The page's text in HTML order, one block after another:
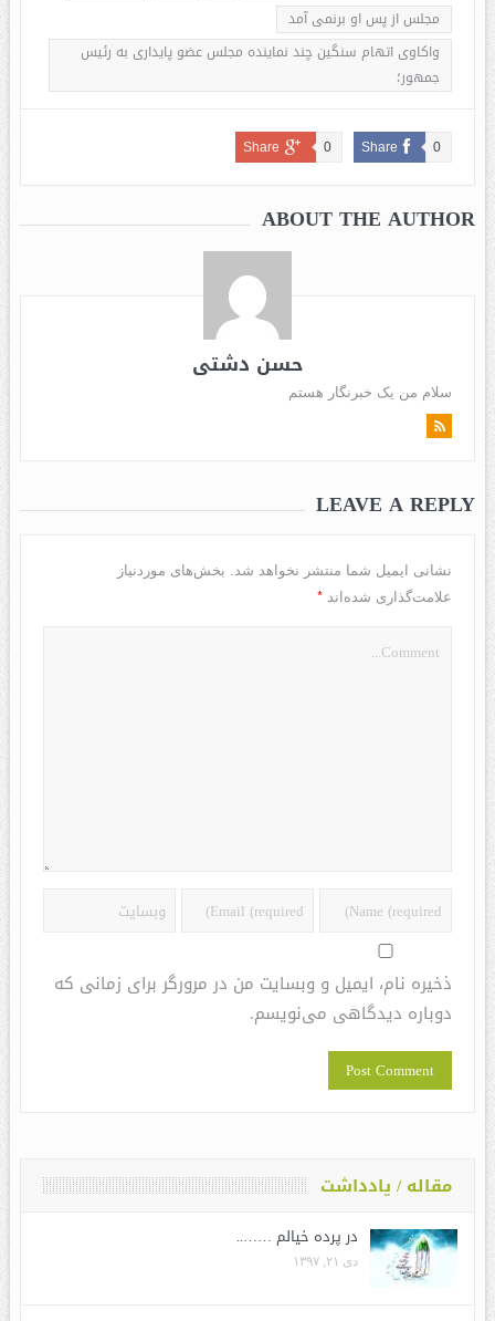
مجلس از پس او برنمی آمد
واکاوی اتهام سنگین چند نماینده مجلس عضو پایداری به رئیس
جمهور؛
Share 0
Share 0
ABOUT THE AUTHOR
حسن دشتی
سلام من یک خبرنگار هستم
LEAVE A REPLY
نشانی ایمیل شما منتشر نخواهد شد. بخش‌های موردنیاز
علامت‌گذاری شده‌اند *
ذخیره نام، ایمیل و وبسایت من در مرورگر برای زمانی که
دوباره دیدگاهی می‌نویسم.
مقاله / یادداشت
در پرده خیالم ……..
دی ۲۱, ۱۳۹۷